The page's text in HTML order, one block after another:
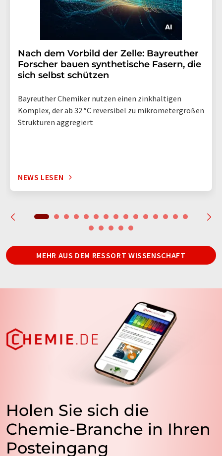
Nach dem Vorbild der Zelle: Bayreuther
Forscher bauen synthetische Fasern, die
sich selbst schützen
Bayreuther Chemiker nutzen einen zinkhaltigen
Komplex, der ab 32 °C reversibel zu mikrometergroßen
Strukturen aggregiert
NEWS LESEN
MEHR AUS DEM RESSORT WISSENSCHAFT
Holen Sie sich die
Chemie-Branche in Ihren
Posteingang